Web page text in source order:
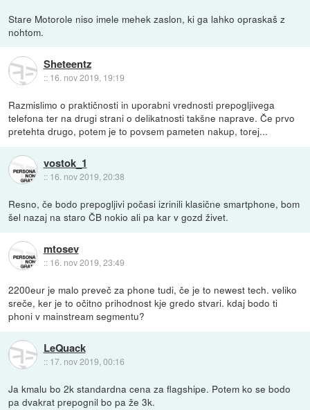
Stare Motorole niso imele mehek zaslon, ki ga lahko opraskaš z
nohtom.
Sheteentz
:: 16. nov 2019, 19:19
Razmislimo o praktičnosti in uporabni vrednosti prepogljivega
telefona ter na drugi strani o delikatnosti takšne naprave. Če prvo
pretehta drugo, potem je to povsem pameten nakup, torej...
vostok_1
:: 16. nov 2019, 20:38
Resno, če bodo prepogljivi počasi izrinili klasične smartphone, bom
šel nazaj na staro ČB nokio ali pa kar v gozd živet.
mtosev
:: 16. nov 2019, 23:49
2200eur je malo preveč za phone tudi, če je to newest tech. veliko
sreče, ker je to očitno prihodnost kje gredo stvari. kdaj bodo ti
phoni v mainstream segmentu?
LeQuack
:: 17. nov 2019, 00:16
Ja kmalu bo 2k standardna cena za flagshipe. Potem ko se bodo
pa dvakrat prepognil bo pa že 3k.